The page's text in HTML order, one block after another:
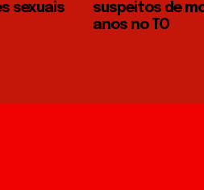
sexuais
suspeitos de
anos no TO